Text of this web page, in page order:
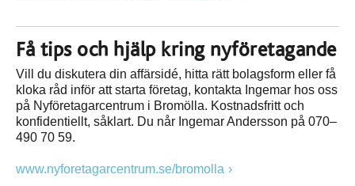
Få tips och hjälp kring nyföretagande
Vill du diskutera din affärsidé, hitta rätt bolagsform eller få
kloka råd inför att starta företag, kontakta Ingemar hos oss
på Nyföretagarcentrum i Bromölla. Kostnadsfritt och
konfidentiellt, såklart. Du når Ingemar Andersson på 070–
490 70 59.
www.nyforetagarcentrum.se/bromolla